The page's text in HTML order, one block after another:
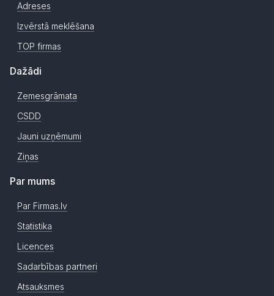
Adreses
Izvērstā meklēšana
TOP firmas
Dažādi
Zemesgrāmata
CSDD
Jauni uzņēmumi
Ziņas
Par mums
Par Firmas.lv
Statistika
Licences
Sadarbības partneri
Atsauksmes